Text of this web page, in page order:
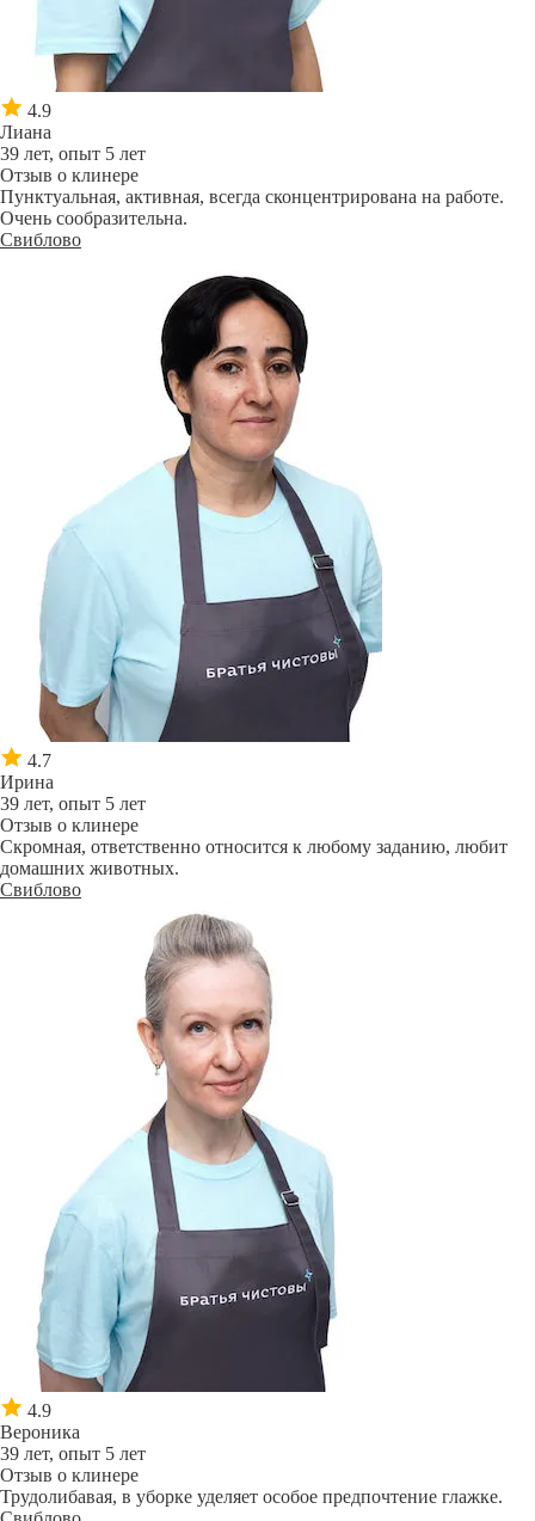
4.9
Лиана
39 лет, опыт 5 лет
Отзыв о клинере
Пунктуальная, активная, всегда сконцентрирована на работе.
Очень сообразительна.
Свиблово
4.7
Ирина
39 лет, опыт 5 лет
Отзыв о клинере
Скромная, ответственно относится к любому заданию, любит
домашних животных.
Свиблово
4.9
Вероника
39 лет, опыт 5 лет
Отзыв о клинере
Трудолибавая, в уборке уделяет особое предпочтение глажке.